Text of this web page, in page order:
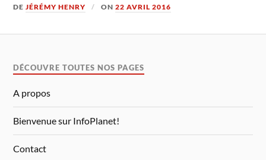
DEJÉRÉMY HENRY ON22 AVRIL 2016
DÉCOUVRE TOUTES NOS PAGES
A propos
Bienvenue sur InfoPlanet!
Contact